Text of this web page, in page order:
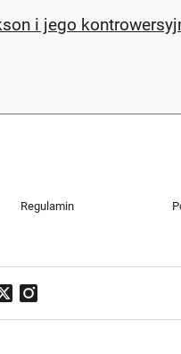
i jego
Regulamin